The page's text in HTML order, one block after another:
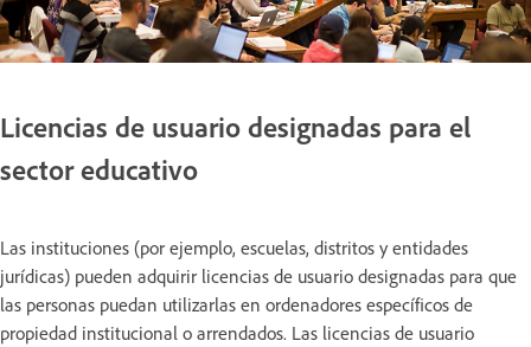
Licencias de usuario designadas para el
sector educativo
Las instituciones (por ejemplo, escuelas, distritos y entidades
jurídicas) pueden adquirir licencias de usuario designadas para que
las personas puedan utilizarlas en ordenadores específicos de
propiedad institucional o arrendados. Las licencias de usuario